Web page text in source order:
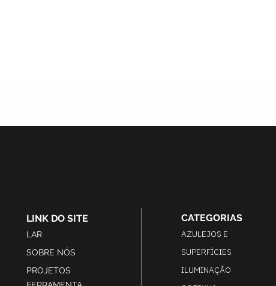
LINK DO SITE
LAR
SOBRE NÓS
PROJETOS
CATEGORIAS
AZULEJOS E
SUPERFÍCIES
ILUMINAÇÃO